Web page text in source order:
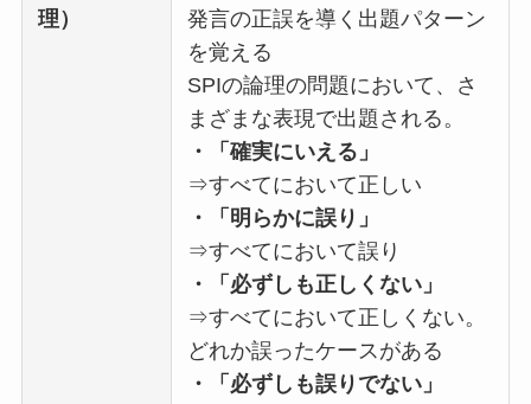
理）
発言の正誤を導く出題パターン
を覚える
SPIの論理の問題において、さ
まざまな表現で出題される。
・「確実にいえる」
⇒すべてにおいて正しい
・「明らかに誤り」
⇒すべてにおいて誤り
・「必ずしも正しくない」
⇒すべてにおいて正しくない。
どれか誤ったケースがある
・「必ずしも誤りでない」